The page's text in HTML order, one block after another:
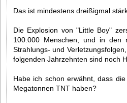
Das ist mindestens dreißigmal
Die Explosion von "Little Boy"
100.000 Menschen, und in den
Strahlungs- und
folgenden Jahrzehnten sind noch
Habe ich schon erwähnt, dass
Megatonnen TNT haben?